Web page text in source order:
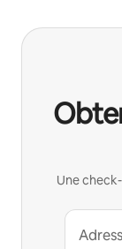
Une